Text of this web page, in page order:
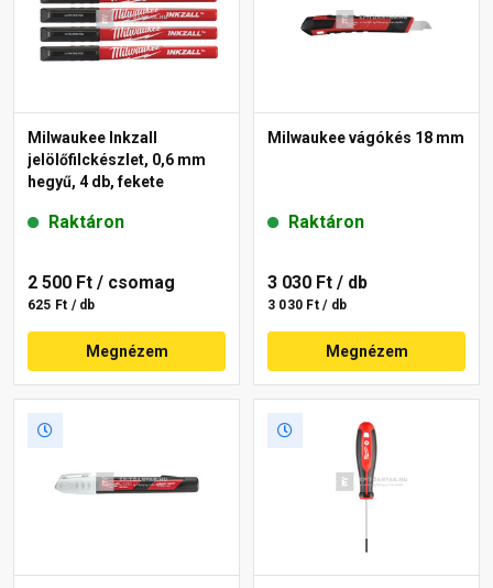
Milwaukee Inkzall
jelölőfilckészlet, 0,6 mm
hegyű, 4 db, fekete
Raktáron
2 500 Ft / csomag
625 Ft / db
Megnézem
Milwaukee vágókés 18 mm
Raktáron
3 030 Ft / db
3 030 Ft / db
Megnézem